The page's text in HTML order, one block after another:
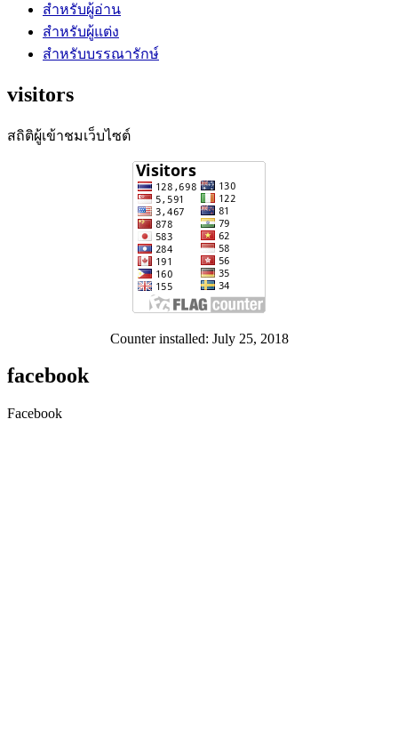
สำหรับผู้อ่าน
สำหรับผู้แต่ง
สำหรับบรรณารักษ์
visitors
สถิติผู้เข้าชมเว็บไซต์
Counter installed: July 25, 2018
facebook
Facebook